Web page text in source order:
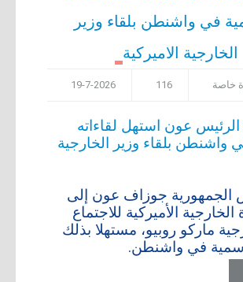
في واشنطن بلقاء وزير
الخارجية الاميركية
19-7-2026 116 خاصة
جوزاف عون إلى
الأميركية للاجتماع
ماركو روبيو، مستهلا بذلك
في واشنطن.